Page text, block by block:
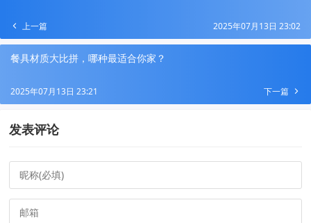
上一篇 2025年07月13日 23:02
餐具材质大比拼，哪种最适合你家？​
下一篇
2025年07月13日 23:21
发表评论